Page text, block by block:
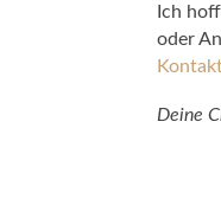
Ich
oder
Deine